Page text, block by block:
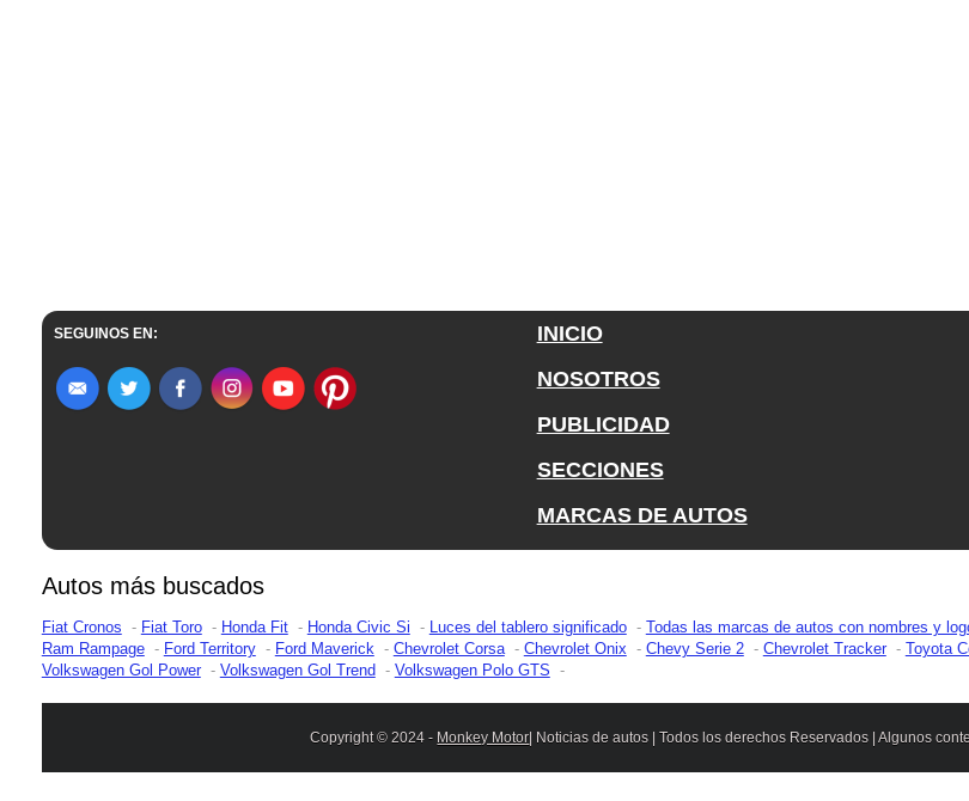
SEGUINOS EN:
INICIO
NOSOTROS
PUBLICIDAD
SECCIONES
MARCAS DE AUTOS
Autos más buscados
Fiat Cronos Fiat Toro Honda Fit Honda Civic Si Luces del tablero significado Todas las marcas de autos con nombres y
Ram Rampage
Ford Territory Ford Maverick Chevrolet Corsa Chevrolet Onix Chevy Serie 2 Chevrolet Tracker Toyota
Volkswagen Gol Power
Volkswagen Gol Trend Volkswagen Polo GTS
Copyright © 2024 - Monkey Motor| Noticias de autos | Todos los derechos Reservados | Algunos